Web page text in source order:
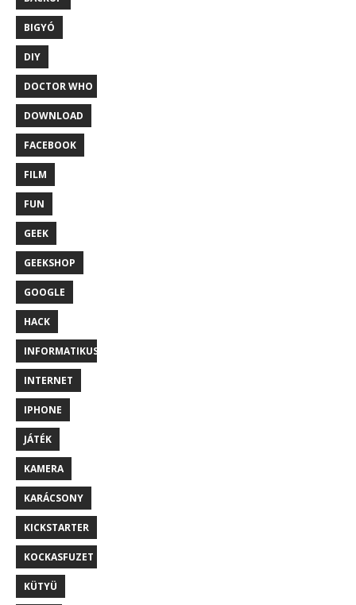
BIGYÓ
DIY
DOCTOR WHO
DOWNLOAD
FACEBOOK
FILM
FUN
GEEK
GEEKSHOP
GOOGLE
HACK
INFORMATIKUS
INTERNET
IPHONE
JÁTÉK
KAMERA
KARÁCSONY
KICKSTARTER
KOCKASFUZET
KÜTYÜ